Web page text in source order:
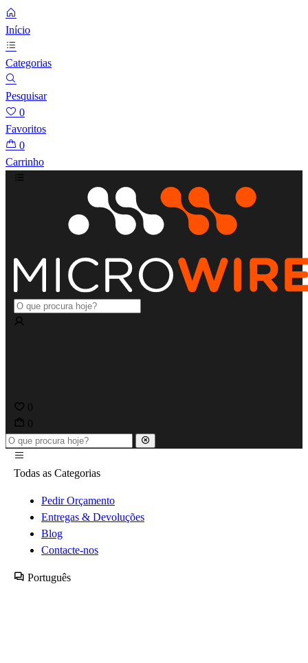
Início
Categorias
Pesquisar
0
Favoritos
0
Carrinho
0
0
Todas as Categorias
Pedir Orçamento
Entregas & Devoluções
Blog
Contacte-nos
Português